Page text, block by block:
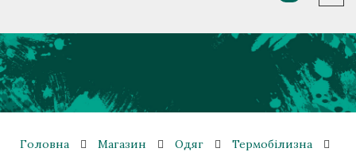
Головна Магазин Одяг
Термобілизна